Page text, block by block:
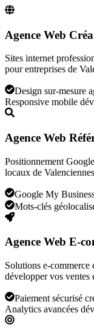
Agence Web
Sites internet
pour entreprises de
Design sur-mesure
Responsive mobile
Agence Web
Positionnement
locaux de Valenciennes
Google My
Mots-clés
Agence Web E-
Solutions e-commerce
développer vos ventes
Paiement sécurisé
Analytics avancées